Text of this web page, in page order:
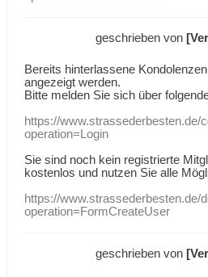
geschrieben von
Bereits hinterlassene
angezeigt werden.
Bitte melden Sie sich über
https://www.strassederbesten.de/
operation=Login
Sie sind noch kein registrierte
kostenlos und nutzen Sie alle
https://www.strassederbesten.de/
operation=FormCreateUser
geschrieben von